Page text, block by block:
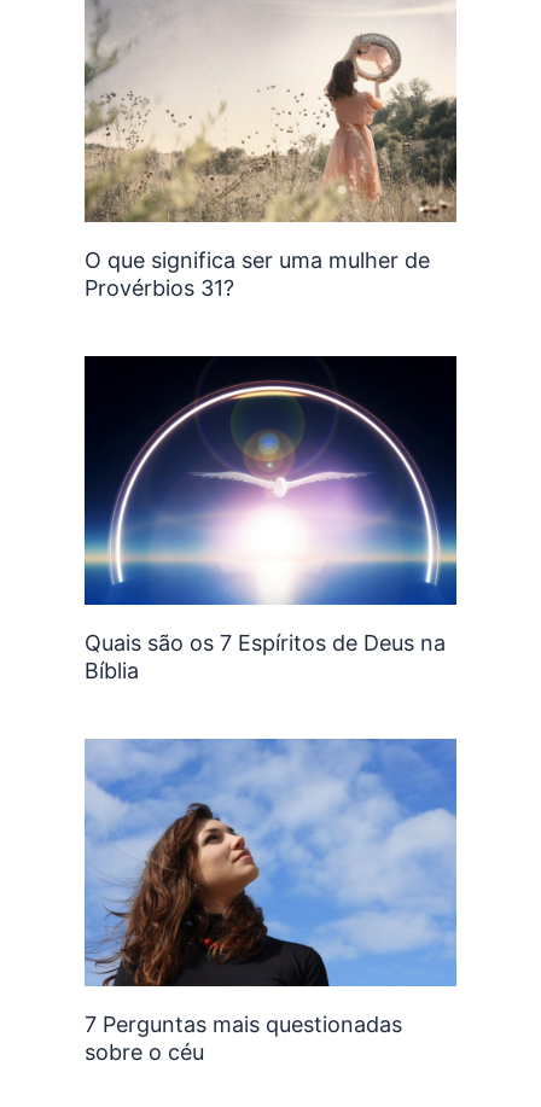
O que significa ser uma mulher de
Provérbios 31?
Quais são os 7 Espíritos de Deus na
Bíblia
7 Perguntas mais questionadas
sobre o céu